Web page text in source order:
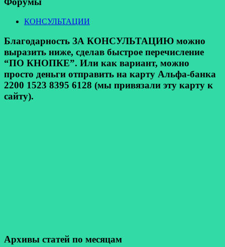
КОНСУЛЬТАЦИИ
Благодарность ЗА КОНСУЛЬТАЦИЮ можно
выразить ниже, сделав быстрое перечисление
“ПО КНОПКЕ”. Или как вариант, можно
просто деньги отправить на карту Альфа-банка
2200 1523 8395 6128 (мы привязали эту карту к
сайту).
Архивы статей по месяцам